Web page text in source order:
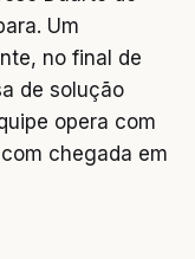
Um
no final de
de solução
opera com
chegada em